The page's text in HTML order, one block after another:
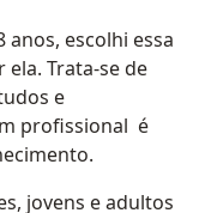
anos, escolhi essa
Trata-se de
e
profissional é
jovens e adultos